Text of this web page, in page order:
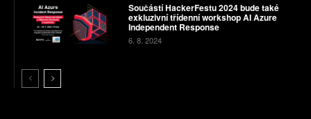
Součástí HackerFestu 2024 bude také
exkluzivní třídenní workshop AI Azure
Independent Response
6. 8. 2024